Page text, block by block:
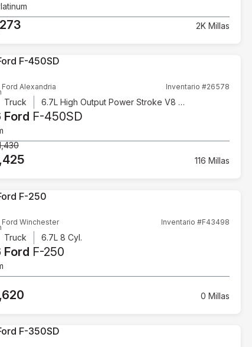
2K Millas
Ford Alexandria Inventario #26578
Truck 6.7L High Output Power Stroke V8 Diesel
Ford F-450SD
116 Millas
Ford Winchester Inventario #F43498
Truck 6.7L 8 Cyl.
Ford F-250
0 Millas